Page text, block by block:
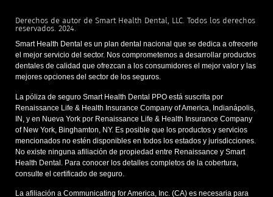
Derechos de autor de Smart Health Dental, LLC. Todos los derechos
reservados. 2024.
Smart Health Dental es un plan dental nacional que se dedica a ofrecerle
el mejor servicio del sector. Nos comprometemos a desarrollar productos
dentales de calidad que ofrezcan a los consumidores el mejor valor y las
mejores opciones del sector de los seguros.
La póliza de seguro Smart Health Dental PPO está suscrita por
Renaissance Life & Health Insurance Company of America, Indianápolis,
IN, y en Nueva York por Renaissance Life & Health Insurance Company
of New York, Binghamton, NY. Es posible que los productos y servicios
mencionados no estén disponibles en todos los estados y jurisdicciones.
No existe ninguna afiliación de propiedad entre Renaissance y Smart
Health Dental. Para conocer los detalles completos de la cobertura,
consulte el certificado de seguro.
La afiliación a Communicating for America, Inc. (CA) es necesaria para